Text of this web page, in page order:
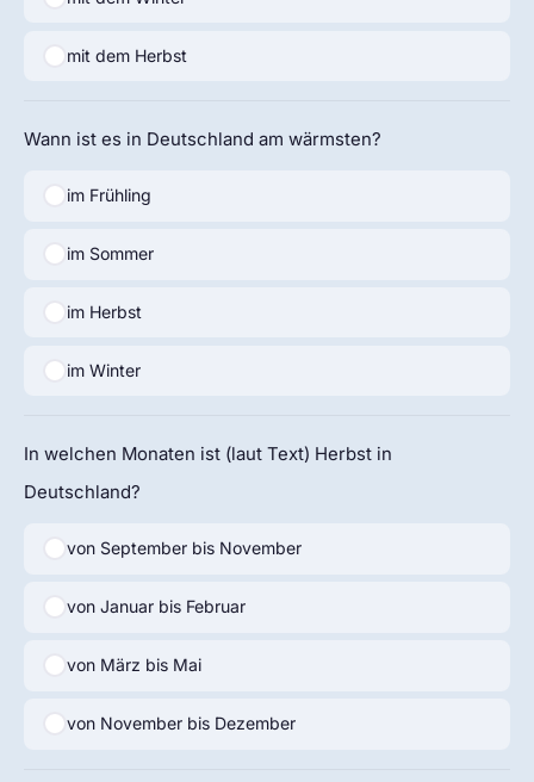
mit dem Herbst
Wann ist es in Deutschland am wärmsten?
im Frühling
im Sommer
im Herbst
im Winter
In welchen Monaten ist (laut Text) Herbst in
Deutschland?
von September bis November
von Januar bis Februar
von März bis Mai
von November bis Dezember